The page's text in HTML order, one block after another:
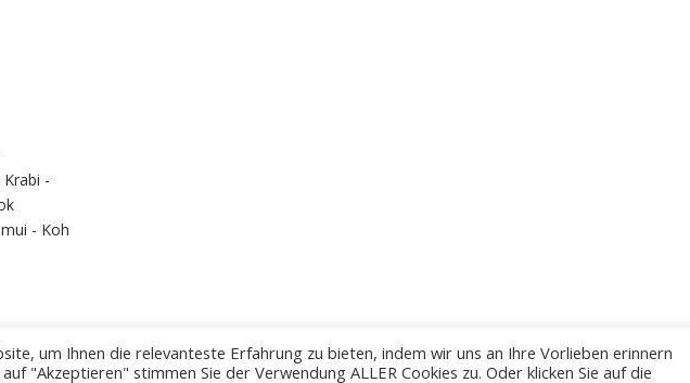
-
- Koh
um Ihnen die relevanteste Erfahrung zu bieten, indem wir uns an Ihre Vorlieben erinnern
"Akzeptieren" stimmen Sie der Verwendung ALLER Cookies zu. Oder klicken Sie auf die